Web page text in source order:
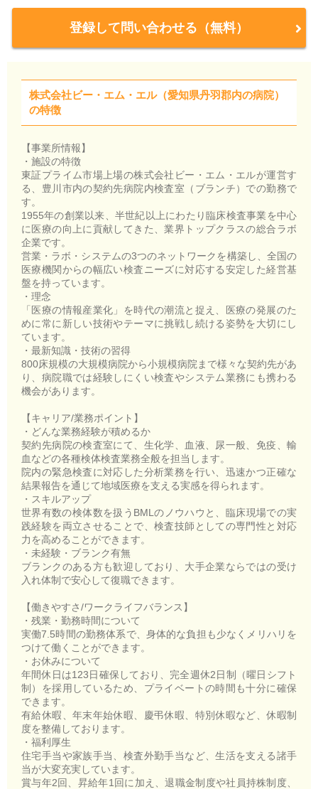
登録して問い合わせる（無料）
株式会社ビー・エム・エル（愛知県丹羽郡内の病院）
の特徴
【事業所情報】
・施設の特徴
東証プライム市場上場の株式会社ビー・エム・エルが運営す
る、豊川市内の契約先病院内検査室（ブランチ）での勤務で
す。
1955年の創業以来、半世紀以上にわたり臨床検査事業を中心
に医療の向上に貢献してきた、業界トップクラスの総合ラボ
企業です。
営業・ラボ・システムの3つのネットワークを構築し、全国の
医療機関からの幅広い検査ニーズに対応する安定した経営基
盤を持っています。
・理念
「医療の情報産業化」を時代の潮流と捉え、医療の発展のた
めに常に新しい技術やテーマに挑戦し続ける姿勢を大切にし
ています。
・最新知識・技術の習得
800床規模の大規模病院から小規模病院まで様々な契約先があ
り、病院職では経験しにくい検査やシステム業務にも携わる
機会があります。
【キャリア/業務ポイント】
・どんな業務経験が積めるか
契約先病院の検査室にて、生化学、血液、尿一般、免疫、輸
血などの各種検体検査業務全般を担当します。
院内の緊急検査に対応した分析業務を行い、迅速かつ正確な
結果報告を通じて地域医療を支える実感を得られます。
・スキルアップ
世界有数の検体数を扱うBMLのノウハウと、臨床現場での実
践経験を両立させることで、検査技師としての専門性と対応
力を高めることができます。
・未経験・ブランク有無
ブランクのある方も歓迎しており、大手企業ならではの受け
入れ体制で安心して復職できます。
【働きやすさ/ワークライフバランス】
・残業・勤務時間について
実働7.5時間の勤務体系で、身体的な負担も少なくメリハリを
つけて働くことができます。
・お休みについて
年間休日は123日確保しており、完全週休2日制（曜日シフト
制）を採用しているため、プライベートの時間も十分に確保
できます。
有給休暇、年末年始休暇、慶弔休暇、特別休暇など、休暇制
度を整備しております。
・福利厚生
住宅手当や家族手当、検査外勤手当など、生活を支える諸手
当が大変充実しています。
賞与年2回、昇給年1回に加え、退職金制度や社員持株制度、